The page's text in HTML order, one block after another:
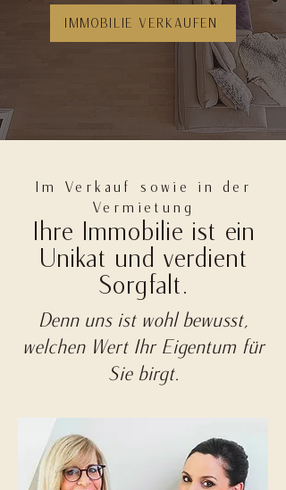
IMMOBILIE VERKAUFEN
Im Verkauf sowie in der
Vermietung
Ihre Immobilie ist ein
Unikat und verdient
Sorgfalt.
Denn uns ist wohl bewusst,
welchen Wert Ihr Eigentum für
Sie birgt.